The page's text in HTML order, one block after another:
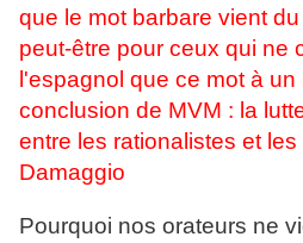
que le mot barbare vient
peut-être pour ceux qui ne
l'espagnol que ce mot à
conclusion de MVM : la
entre les rationalistes et les
Damaggio
Pourquoi nos orateurs ne